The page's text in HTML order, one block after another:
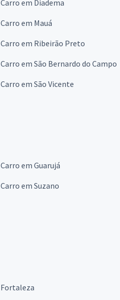
Carro em Diadema
Carro em Mauá
Carro em Ribeirão Preto
Carro em São Bernardo do Campo
Carro em São Vicente
Carro em Guarujá
Carro em Suzano
Fortaleza